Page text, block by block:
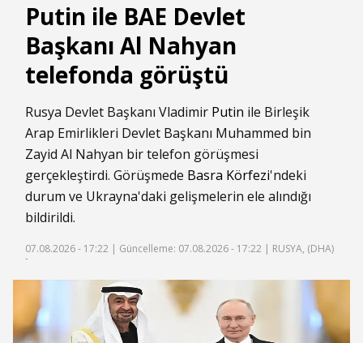
Putin ile BAE Devlet
Başkanı Al Nahyan
telefonda görüştü
Rusya Devlet Başkanı Vladimir Putin ile Birleşik
Arap Emirlikleri Devlet Başkanı Muhammed bin
Zayid Al Nahyan bir telefon görüşmesi
gerçekleştirdi. Görüşmede Basra Körfezi'ndeki
durum ve Ukrayna'daki gelişmelerin ele alındığı
bildirildi.
07.08.2026 - 17:22 | Güncelleme: 07.08.2026 - 17:22 | RUSYA, (DHA)
-